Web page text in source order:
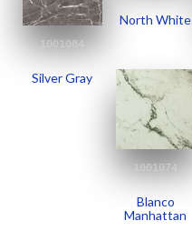
North White
1001084
Silver Gray
1001074
Blanco
Manhattan